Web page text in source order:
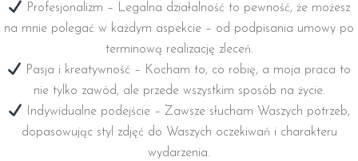
Profesjonalizm – Legalna działalność to pewność, że możesz
na mnie polegać w każdym aspekcie – od podpisania umowy po
terminową realizację zleceń.
Pasja i kreatywność – Kocham to, co robię, a moja praca to
nie tylko zawód, ale przede wszystkim sposób na życie.
Indywidualne podejście – Zawsze słucham Waszych potrzeb,
dopasowując styl zdjęć do Waszych oczekiwań i charakteru
wydarzenia.